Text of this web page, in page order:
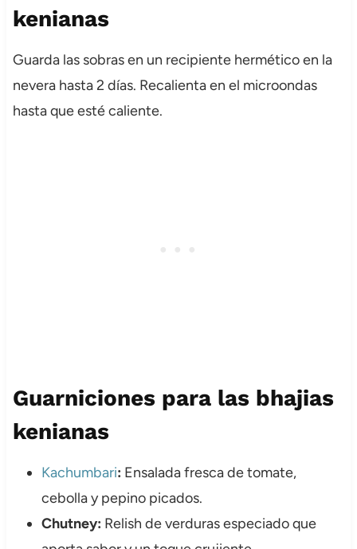
kenianas
Guarda las sobras en un recipiente hermético en la
nevera hasta 2 días. Recalienta en el microondas
hasta que esté caliente.
Guarniciones para las bhajias
kenianas
Kachumbari: Ensalada fresca de tomate,
cebolla y pepino picados.
Chutney: Relish de verduras especiado que